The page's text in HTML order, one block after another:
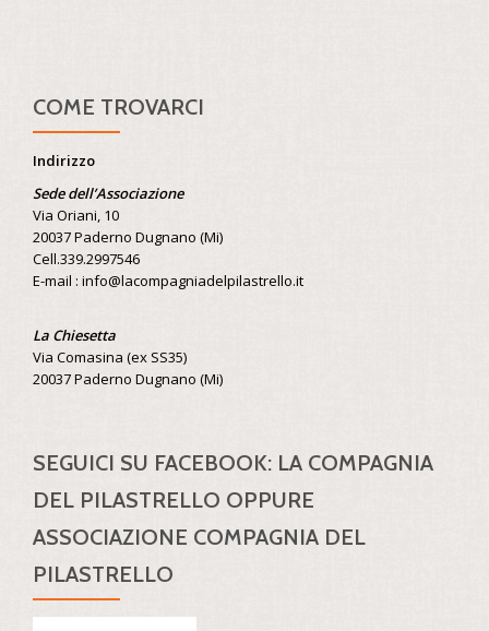
COME TROVARCI
Indirizzo
Sede dell’Associazione
Via Oriani, 10
20037 Paderno Dugnano (Mi)
Cell.339.2997546
E-mail : info@lacompagniadelpilastrello.it
La Chiesetta
Via Comasina (ex SS35)
20037 Paderno Dugnano (Mi)
SEGUICI SU FACEBOOK: LA COMPAGNIA
DEL PILASTRELLO OPPURE
ASSOCIAZIONE COMPAGNIA DEL
PILASTRELLO